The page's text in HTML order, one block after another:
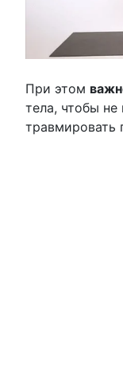
При этом
тела, чтобы не
травмировать